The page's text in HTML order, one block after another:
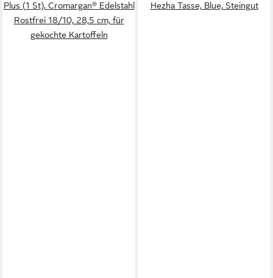
Plus (1 St), Cromargan® Edelstahl
Rostfrei 18/10, 28,5 cm, für
gekochte Kartoffeln
Hezha Tasse, Blue, Steingut